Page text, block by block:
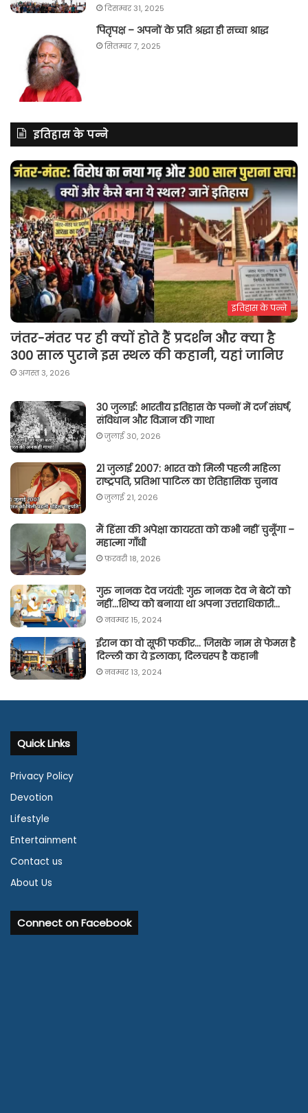
दिसम्बर 31, 2025
पितृपक्ष – अपनों के प्रति श्रद्धा ही सच्चा श्राद्ध
सितम्बर 7, 2025
इतिहास के पन्ने
इतिहास के पन्ने
जंतर-मंतर पर ही क्यों होते हैं प्रदर्शन और क्या है
300 साल पुराने इस स्थल की कहानी, यहां जानिए
अगस्त 3, 2026
30 जुलाई: भारतीय इतिहास के पन्नों में दर्ज संघर्ष,
संविधान और विज्ञान की गाथा
जुलाई 30, 2026
21 जुलाई 2007: भारत को मिली पहली महिला
राष्ट्रपति, प्रतिभा पाटिल का ऐतिहासिक चुनाव
जुलाई 21, 2026
मैं हिंसा की अपेक्षा कायरता को कभी नहीं चुनूँगा –
महात्मा गाँधी
फ़रवरी 18, 2026
गुरु नानक देव जयंती: गुरु नानक देव ने बेटों को
नहीं…शिष्य को बनाया था अपना उत्तराधिकारी…
नवम्बर 15, 2024
ईरान का वो सूफी फकीर… जिसके नाम से फेमस है
दिल्ली का ये इलाका, दिलचस्प है कहानी
नवम्बर 13, 2024
Quick Links
Privacy Policy
Devotion
Lifestyle
Entertainment
Contact us
About Us
Connect on Facebook